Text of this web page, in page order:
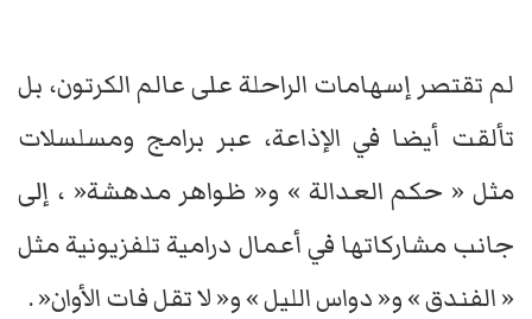
لم تقتصر إسهامات الراحلة على عالم الكرتون، بل
تألقت أيضا في الإذاعة، عبر برامج ومسلسلات
مثل « حكم العدالة » و« ظواهر مدهشة« ، إلى
جانب مشاركاتها في أعمال درامية تلفزيونية مثل
« الفندق » و« دواس الليل » و« لا تقل فات الأوان« .